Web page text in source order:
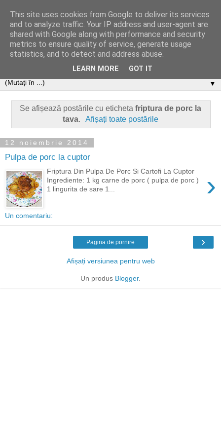
▼
Se afișează postările cu eticheta friptura de porc la
tava. Afișați toate postările
12 noiembrie 2014
Pulpa de porc la cuptor
›
Friptura Din Pulpa De Porc Si Cartofi La Cuptor
Ingrediente: 1 kg carne de porc ( pulpa de porc )
1 lingurita de sare 1...
Un comentariu:
›
Pagina de pornire
Afișați versiunea pentru web
Un produs Blogger.
This site uses cookies from Google to deliver its services
and to analyze traffic. Your IP address and user-agent are
shared with Google along with performance and security
metrics to ensure quality of service, generate usage
statistics, and to detect and address abuse.
LEARN MORE GOT IT